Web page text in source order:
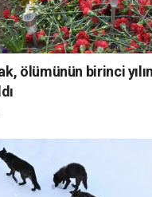
ölümünün birinci